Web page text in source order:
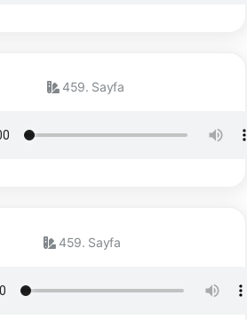
459. Sayfa
459. Sayfa